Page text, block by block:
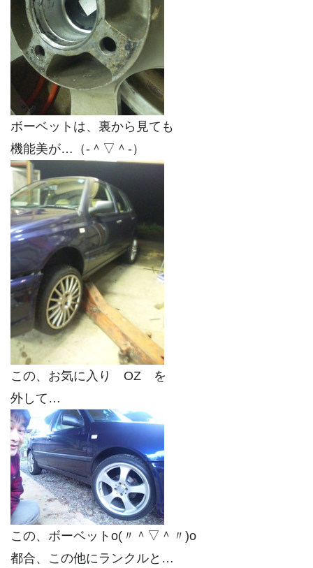
ボーベットは、裏から見ても
機能美が…（‐＾▽＾‐）
この、お気に入り OZ を
外して…
この、ボーベットo(〃＾▽＾〃)o
都合、この他にランクルと…